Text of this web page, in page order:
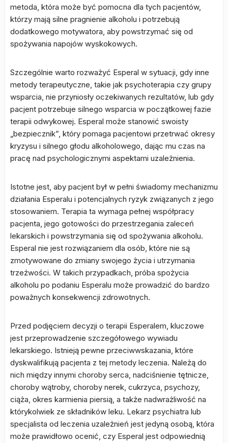
metoda, która może być pomocna dla tych pacjentów,
którzy mają silne pragnienie alkoholu i potrzebują
dodatkowego motywatora, aby powstrzymać się od
spożywania napojów wyskokowych.
Szczególnie warto rozważyć Esperal w sytuacji, gdy inne
metody terapeutyczne, takie jak psychoterapia czy grupy
wsparcia, nie przyniosły oczekiwanych rezultatów, lub gdy
pacjent potrzebuje silnego wsparcia w początkowej fazie
terapii odwykowej. Esperal może stanowić swoisty
„bezpiecznik”, który pomaga pacjentowi przetrwać okresy
kryzysu i silnego głodu alkoholowego, dając mu czas na
pracę nad psychologicznymi aspektami uzależnienia.
Istotne jest, aby pacjent był w pełni świadomy mechanizmu
działania Esperalu i potencjalnych ryzyk związanych z jego
stosowaniem. Terapia ta wymaga pełnej współpracy
pacjenta, jego gotowości do przestrzegania zaleceń
lekarskich i powstrzymania się od spożywania alkoholu.
Esperal nie jest rozwiązaniem dla osób, które nie są
zmotywowane do zmiany swojego życia i utrzymania
trzeźwości. W takich przypadkach, próba spożycia
alkoholu po podaniu Esperalu może prowadzić do bardzo
poważnych konsekwencji zdrowotnych.
Przed podjęciem decyzji o terapii Esperalem, kluczowe
jest przeprowadzenie szczegółowego wywiadu
lekarskiego. Istnieją pewne przeciwwskazania, które
dyskwalifikują pacjenta z tej metody leczenia. Należą do
nich między innymi choroby serca, nadciśnienie tętnicze,
choroby wątroby, choroby nerek, cukrzyca, psychozy,
ciąża, okres karmienia piersią, a także nadwrażliwość na
którykolwiek ze składników leku. Lekarz psychiatra lub
specjalista od leczenia uzależnień jest jedyną osobą, która
może prawidłowo ocenić, czy Esperal jest odpowiednią